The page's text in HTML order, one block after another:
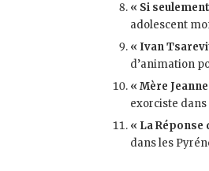
« Si
adolescent
« Ivan
d’animation
« Mère
exorciste dans
« La
dans les